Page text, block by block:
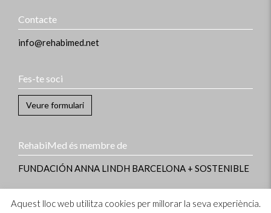
Contacte
info@rehabimed.net
Fes-te soci
Veure formulari
RehabiMed és membre de
FUNDACIÓN ANNA LINDH BARCELONA + SOSTENIBLE
Informació legal–Avís legal i política de privacitat– Política de cookies–
Aquest lloc web utilitza cookies per millorar la seva experiència.